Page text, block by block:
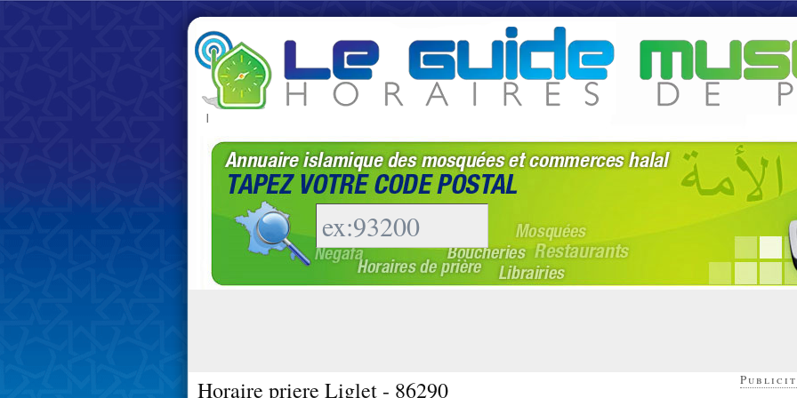
|
Horaire priere Liglet - 86290